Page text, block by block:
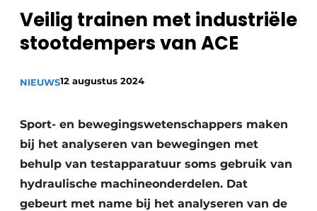
Privacy / Cookie statement
Vacature aanmelden
Video’s
Veilig trainen met industriële
stootdempers van ACE
NIEUWS12 augustus 2024
Sport- en bewegingswetenschappers maken
bij het analyseren van bewegingen met
behulp van testapparatuur soms gebruik van
hydraulische machineonderdelen. Dat
gebeurt met name bij het analyseren van de